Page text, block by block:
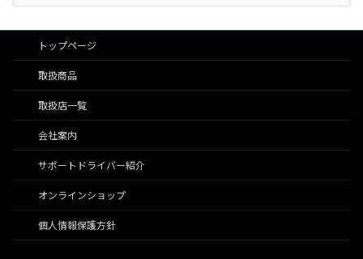
トップページ
取扱商品
取扱店一覧
会社案内
サポートドライバー紹介
オンラインショップ
個人情報保護方針